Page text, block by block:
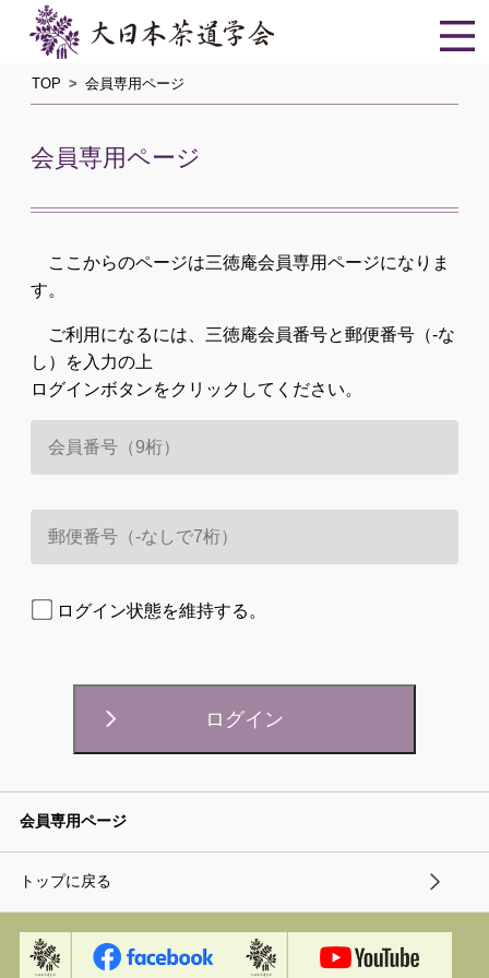
TOP 会員専用ページ
会員専用ページ
ここからのページは三徳庵会員専用ページになりま
す。
ご利用になるには、三徳庵会員番号と郵便番号（-な
し）を入力の上
ログインボタンをクリックしてください。
ログイン状態を維持する。
会員専用ページ
トップに戻る